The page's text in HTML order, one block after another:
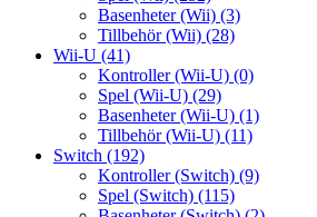
Basenheter (Wii) (3)
Tillbehör (Wii) (28)
Wii-U (41)
Kontroller (Wii-U) (0)
Spel (Wii-U) (29)
Basenheter (Wii-U) (1)
Tillbehör (Wii-U) (11)
Switch (192)
Kontroller (Switch) (9)
Spel (Switch) (115)